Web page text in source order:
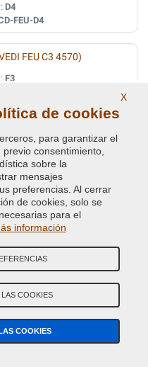
D4
FEU-D4
FEU C3 4570)
F3
:XSC 2544
FEU-XSC2544
(VEDI FEU C3 4570)
:C
FEU-C
5DVEWWA
FA-5DVEWWA
FEU 8A 4798)
X
de cookies
para garantizar el
consentimiento,
sobre la
mensajes
preferencias. Al cerrar
de cookies, solo se
para el
información
COOKIES
COOKIES